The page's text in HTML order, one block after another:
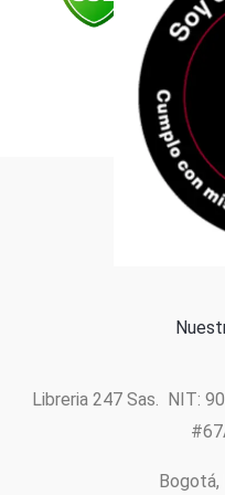
Libreria 247 Sas. NIT:
Bogotá,